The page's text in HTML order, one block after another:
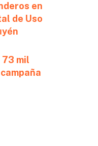
en
de Uso
73 mil